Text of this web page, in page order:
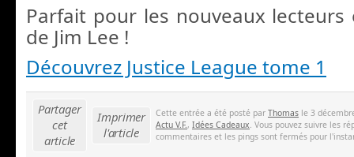
Parfait pour les nouveaux
de Jim Lee !
Découvrez Justice League tome 1
Partager
cet
article
Imprimer
l'article
Cette entrée a été posté par Thomas le 3
Actu V.F. , Idées Cadeaux . Vous pouvez suivre les
commentaires et les pings sont fermés pour